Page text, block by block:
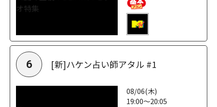
6 [新]ハケン占い師アタル #1
08/06(木)
19:00～20:05